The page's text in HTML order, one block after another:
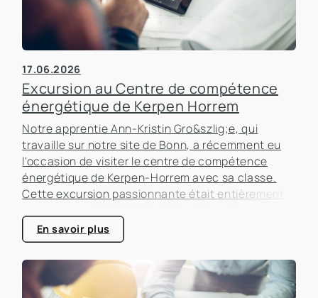
17.06.2026
Excursion au Centre de compétence
énergétique de Kerpen Horrem
Notre apprentie Ann-Kristin Gro&szlig;e, qui
travaille sur notre site de Bonn, a récemment eu
l'occasion de visiter le centre de compétence
énergétique de Kerpen-Horrem avec sa classe.
Cette excursion passionnante était entièrement
bâtiments, un sujet qui prend de plus en plus
d'importance dans le secteur immobilier.
En savoir plus